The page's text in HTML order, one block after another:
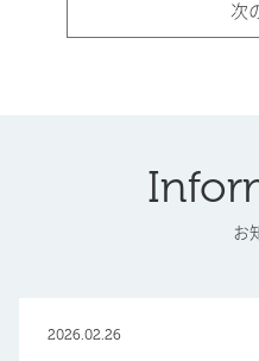
次
お
2026.02.26